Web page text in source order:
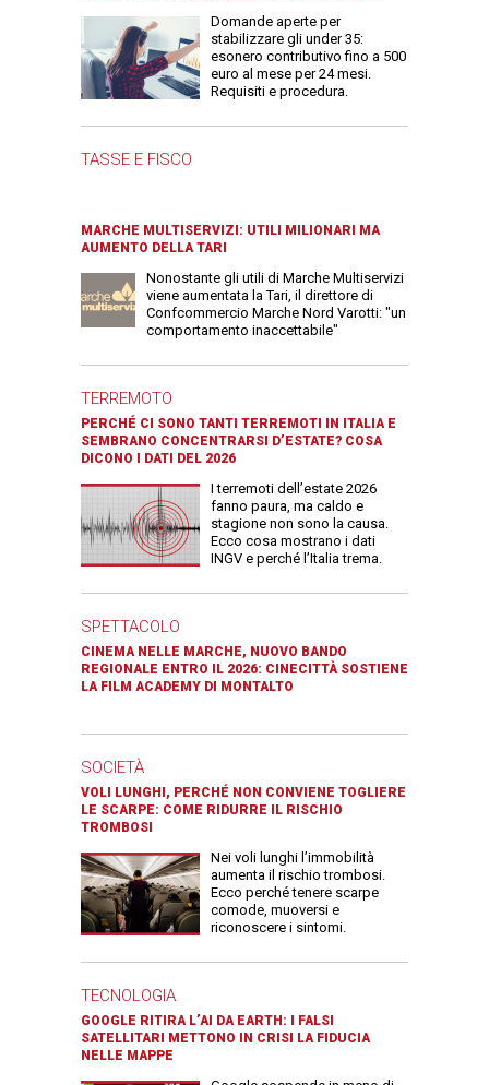
Domande aperte per
stabilizzare gli under 35:
esonero contributivo fino a 500
euro al mese per 24 mesi.
Requisiti e procedura.
TASSE E FISCO
MARCHE MULTISERVIZI: UTILI MILIONARI MA
AUMENTO DELLA TARI
Nonostante gli utili di Marche Multiservizi
viene aumentata la Tari, il direttore di
Confcommercio Marche Nord Varotti: "un
comportamento inaccettabile"
TERREMOTO
PERCHÉ CI SONO TANTI TERREMOTI IN ITALIA E
SEMBRANO CONCENTRARSI D’ESTATE? COSA
DICONO I DATI DEL 2026
I terremoti dell’estate 2026
fanno paura, ma caldo e
stagione non sono la causa.
Ecco cosa mostrano i dati
INGV e perché l’Italia trema.
SPETTACOLO
CINEMA NELLE MARCHE, NUOVO BANDO
REGIONALE ENTRO IL 2026: CINECITTÀ SOSTIENE
LA FILM ACADEMY DI MONTALTO
SOCIETÀ
VOLI LUNGHI, PERCHÉ NON CONVIENE TOGLIERE
LE SCARPE: COME RIDURRE IL RISCHIO
TROMBOSI
Nei voli lunghi l’immobilità
aumenta il rischio trombosi.
Ecco perché tenere scarpe
comode, muoversi e
riconoscere i sintomi.
TECNOLOGIA
GOOGLE RITIRA L’AI DA EARTH: I FALSI
SATELLITARI METTONO IN CRISI LA FIDUCIA
NELLE MAPPE